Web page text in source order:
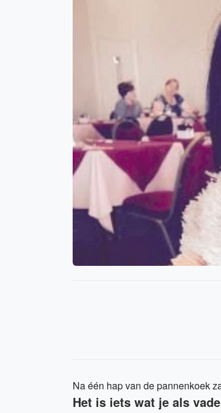
Na één hap van de pannenkoek
Het is iets wat je als